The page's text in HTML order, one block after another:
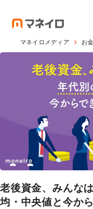
マネイロメディア お金
老後資金、みんな
均・中央値と今か